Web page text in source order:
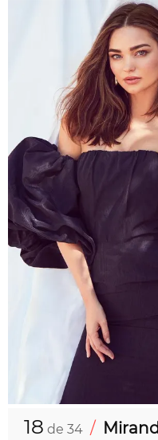
18 de 34 /